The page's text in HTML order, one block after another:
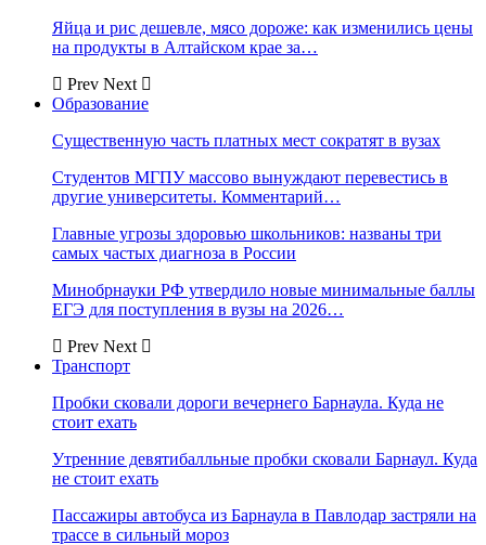
Яйца и рис дешевле, мясо дороже: как изменились цены
на продукты в Алтайском крае за…
Prev Next
Образование
Существенную часть платных мест сократят в вузах
Студентов МГПУ массово вынуждают перевестись в
другие университеты. Комментарий…
Главные угрозы здоровью школьников: названы три
самых частых диагноза в России
Минобрнауки РФ утвердило новые минимальные баллы
ЕГЭ для поступления в вузы на 2026…
Prev Next
Транспорт
Пробки сковали дороги вечернего Барнаула. Куда не
стоит ехать
Утренние девятибалльные пробки сковали Барнаул. Куда
не стоит ехать
Пассажиры автобуса из Барнаула в Павлодар застряли на
трассе в сильный мороз